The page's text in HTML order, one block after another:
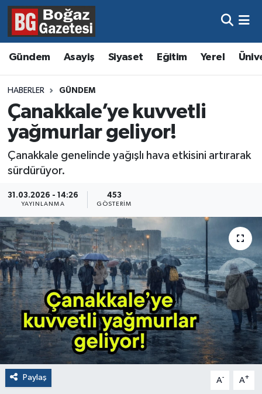
Gündem Asayiş Siyaset Eğitim Yerel
HABERLER GÜNDEM
Çanakkale’ye kuvvetli
yağmurlar geliyor!
Çanakkale genelinde yağışlı hava etkisini artırarak
sürdürüyor.
31.03.2026 - 14:26
YAYINLANMA
453
GÖSTERIM
Paylaş A- A+
Asayiş
Eğitim
Ekonomi
Gündem
Kültür ve Sanat
Magazin
Resmi İlanlar
Sağlık
Hava Durumu
Trafik Durumu
Süper Lig Puan Durumu ve Fikstür
Tüm Manşetler
Son Dakika Haberleri
Haber Arşivi